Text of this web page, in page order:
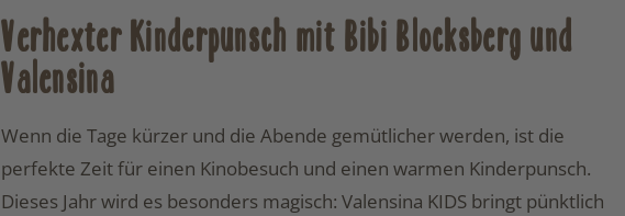
Verhexter Kinderpunsch mit Bibi Blocksberg und
Valensina
Wenn die Tage kürzer und die Abende gemütlicher werden, ist die
perfekte Zeit für einen Kinobesuch und einen warmen Kinderpunsch.
Dieses Jahr wird es besonders magisch: Valensina KIDS bringt pünktlich